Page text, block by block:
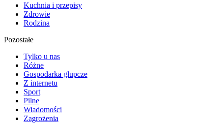
Kuchnia i przepisy
Zdrowie
Rodzina
Pozostałe
Tylko u nas
Różne
Gospodarka głupcze
Z internetu
Sport
Pilne
Wiadomości
Zagrożenia